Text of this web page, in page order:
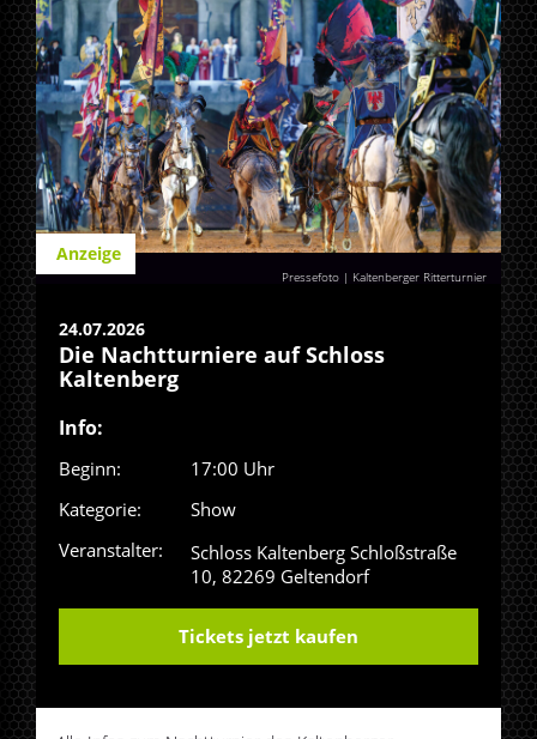
Pressefoto | Kaltenberger Ritterturnier
Anzeige
24.07.2026
Die Nachtturniere auf Schloss
Kaltenberg
Info:
Beginn:
17:00 Uhr
Kategorie:
Show
Veranstalter:
Schloss Kaltenberg Schloßstraße
10, 82269 Geltendorf
Tickets jetzt kaufen